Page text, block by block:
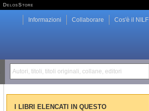
DelosStore
Autori, titoli, titoli originali, collane, editori
Cos'è il NILF
Collaborare
Informazioni
I LIBRI ELENCATI IN QUESTO